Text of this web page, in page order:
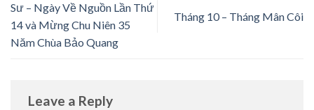
Sư – Ngày Về Nguồn Lần Thứ
14 và Mừng Chu Niên 35
Năm Chùa Bảo Quang
Tháng 10 – Tháng Mân Côi
Leave a Reply